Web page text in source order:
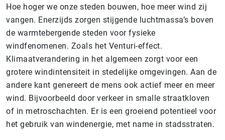
Hoe hoger we onze steden bouwen, hoe meer wind zij
vangen. Enerzijds zorgen stijgende luchtmassa’s boven
de warmtebergende steden voor fysieke
windfenomenen. Zoals het Venturi-effect.
Klimaatverandering in het algemeen zorgt voor een
grotere windintensiteit in stedelijke omgevingen. Aan de
andere kant genereert de mens ook actief meer en meer
wind. Bijvoorbeeld door verkeer in smalle straatkloven
of in metroschachten. Er is een groeiend potentieel voor
het gebruik van windenergie, met name in stadsstraten.